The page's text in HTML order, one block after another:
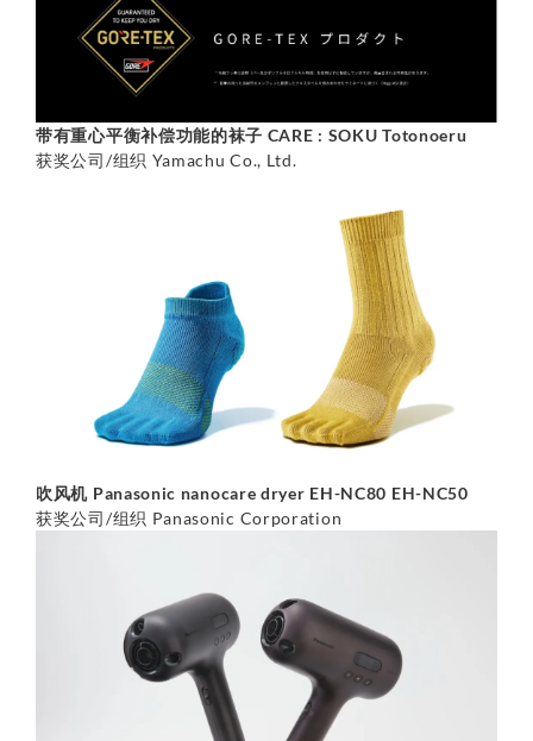
带有重心平衡补偿功能的袜子 CARE : SOKU Totonoeru
获奖公司/组织 Yamachu Co., Ltd.
吹风机 Panasonic nanocare dryer EH-NC80 EH-NC50
获奖公司/组织 Panasonic Corporation